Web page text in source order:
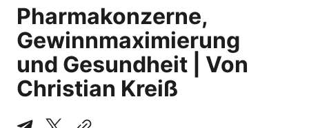
Pharmakonzerne,
Gewinnmaximierung
und Gesundheit | Von
Christian Kreiß